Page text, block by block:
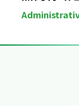
市、新竹縣、苗